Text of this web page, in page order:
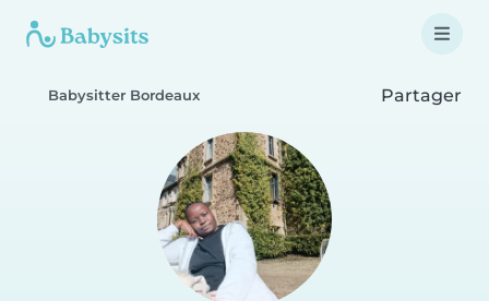
Babysitter Bordeaux Partager